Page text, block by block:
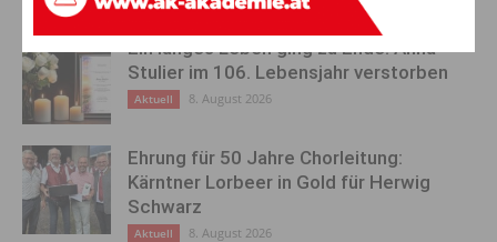
Ein langes Leben ging zu Ende: Anna
Stulier im 106. Lebensjahr verstorben
Aktuell 8. August 2026
Ehrung für 50 Jahre Chorleitung:
Kärntner Lorbeer in Gold für Herwig
Schwarz
Aktuell 8. August 2026